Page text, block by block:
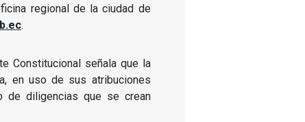
regional de la ciudad de
.
Constitucional señala que la
en uso de sus atribuciones
de diligencias que se crean